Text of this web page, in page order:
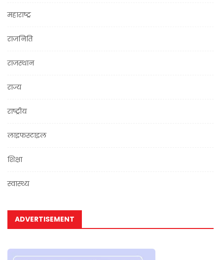
महाराष्ट्र
राजनिति
राजस्थान
राज्य
राष्ट्रीय
लाइफस्टाइल
शिक्षा
स्वास्थ्य
ADVERTISEMENT